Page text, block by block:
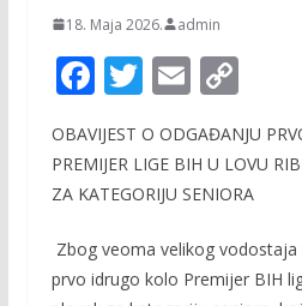
18. Maja 2026. admin
F
e
b
o
T
itt
er
E
ai
l
C
p
y
Li
n
OBAVIJEST O ODGAĐANJU
PREMIJER LIGE BIH U LOVU
ZA KATEGORIJU SENIORA
Zbog veoma velikog vodostaja
prvo idrugo kolo PremijerBIH